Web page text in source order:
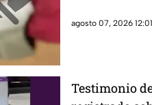
agosto 07, 2026
Testimonio